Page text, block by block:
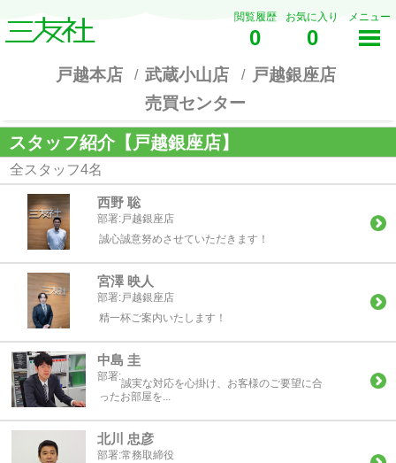
閲覧履歴
0
お気に入り
0
メニュー
戸越本店 武蔵小山店
戸越銀座店
売買センター
スタッフ紹介【戸越銀座店】
全スタッフ4名
西野 聡
部署:戸越銀座店
誠心誠意努めさせていただきます！
宮澤 映人
部署:戸越銀座店
精一杯ご案内いたします！
中島 圭
部署:
誠実な対応を心掛け、お客様のご要望に合
ったお部屋を...
北川 忠彦
部署:常務取締役